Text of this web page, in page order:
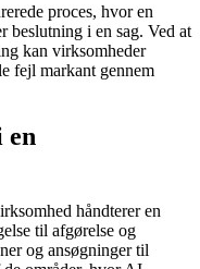
proces, hvor en
beslutning i en sag. Ved at
kan virksomheder
fejl markant gennem
en
håndterer en
til afgørelse og
og ansøgninger til